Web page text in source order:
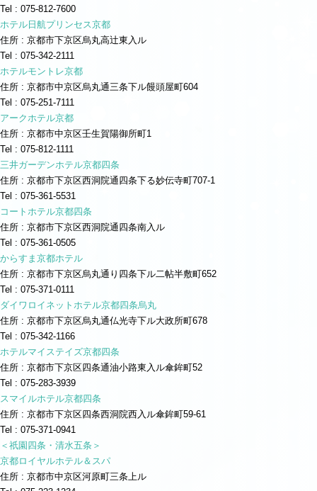
Tel : 075-812-7600
ホテル日航プリンセス京都
住所 : 京都市下京区烏丸高辻東入ル
Tel : 075-342-2111
ホテルモントレ京都
住所 : 京都市中京区烏丸通三条下ル饅頭屋町604
Tel : 075-251-7111
アークホテル京都
住所 : 京都市中京区壬生賀陽御所町1
Tel : 075-812-1111
三井ガーデンホテル京都四条
住所 : 京都市下京区西洞院通四条下る妙伝寺町707-1
Tel : 075-361-5531
コートホテル京都四条
住所 : 京都市下京区西洞院通四条南入ル
Tel : 075-361-0505
からすま京都ホテル
住所 : 京都市下京区烏丸通り四条下ル二帖半敷町652
Tel : 075-371-0111
ダイワロイネットホテル京都四条烏丸
住所 : 京都市下京区烏丸通仏光寺下ル大政所町678
Tel : 075-342-1166
ホテルマイステイズ京都四条
住所 : 京都市下京区四条通油小路東入ル傘鉾町52
Tel : 075-283-3939
スマイルホテル京都四条
住所 : 京都市下京区四条西洞院西入ル傘鉾町59-61
Tel : 075-371-0941
＜祇園四条・清水五条＞
京都ロイヤルホテル＆スパ
住所 : 京都市中京区河原町三条上ル